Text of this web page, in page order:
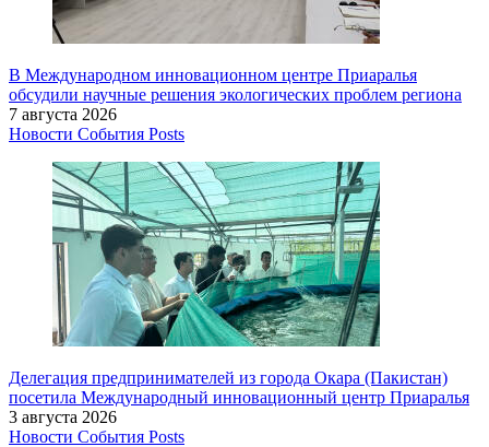
В Международном инновационном центре Приаралья
обсудили научные решения экологических проблем региона
7 августа 2026
Новости События Posts
Делегация предпринимателей из города Окара (Пакистан)
посетила Международный инновационный центр Приаралья
3 августа 2026
Новости События Posts